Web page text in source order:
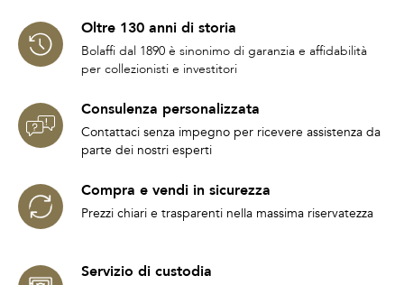
Oltre 130 anni di storia
Bolaffi dal 1890 è sinonimo di garanzia e affidabilità
per collezionisti e investitori
Consulenza personalizzata
Contattaci senza impegno per ricevere assistenza da
parte dei nostri esperti
Compra e vendi in sicurezza
Prezzi chiari e trasparenti nella massima riservatezza
Servizio di custodia